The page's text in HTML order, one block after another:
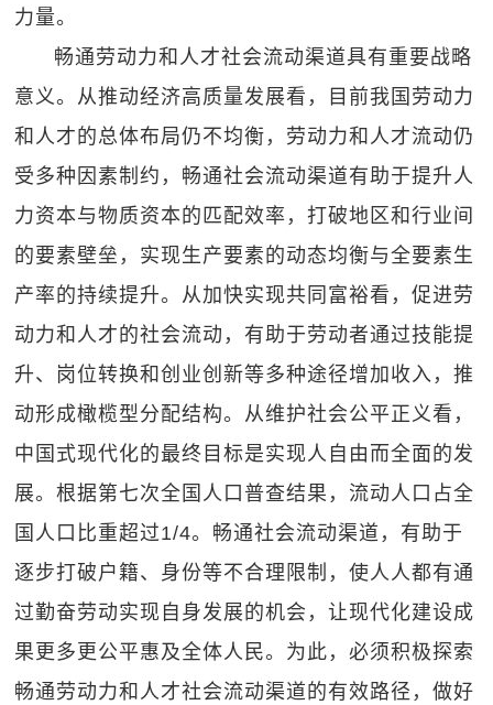
力量。
畅通劳动力和人才社会流动渠道具有重要战略
意义。从推动经济高质量发展看，目前我国劳动力
和人才的总体布局仍不均衡，劳动力和人才流动仍
受多种因素制约，畅通社会流动渠道有助于提升人
力资本与物质资本的匹配效率，打破地区和行业间
的要素壁垒，实现生产要素的动态均衡与全要素生
产率的持续提升。从加快实现共同富裕看，促进劳
动力和人才的社会流动，有助于劳动者通过技能提
升、岗位转换和创业创新等多种途径增加收入，推
动形成橄榄型分配结构。从维护社会公平正义看，
中国式现代化的最终目标是实现人自由而全面的发
展。根据第七次全国人口普查结果，流动人口占全
国人口比重超过1/4。畅通社会流动渠道，有助于
逐步打破户籍、身份等不合理限制，使人人都有通
过勤奋劳动实现自身发展的机会，让现代化建设成
果更多更公平惠及全体人民。为此，必须积极探索
畅通劳动力和人才社会流动渠道的有效路径，做好